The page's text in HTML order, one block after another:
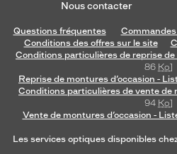
Nous contacter
Questions fréquentes
Conditions des offres sur le site
Conditions particulières de reprise de
86 Ko]
Reprise de montures d’occasion -
Conditions particulières de vente de
94 Ko]
Vente de montures d’occasion -
Les services optiques disponibles